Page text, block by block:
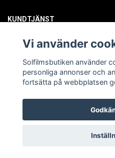
KUNDTJÄNST
OM OSS
SOCIALA MEDIER
© Copyright 2026
Vi använder
Solfilmsbutiken använder
personliga annonser och
fortsätta på webbplatsen